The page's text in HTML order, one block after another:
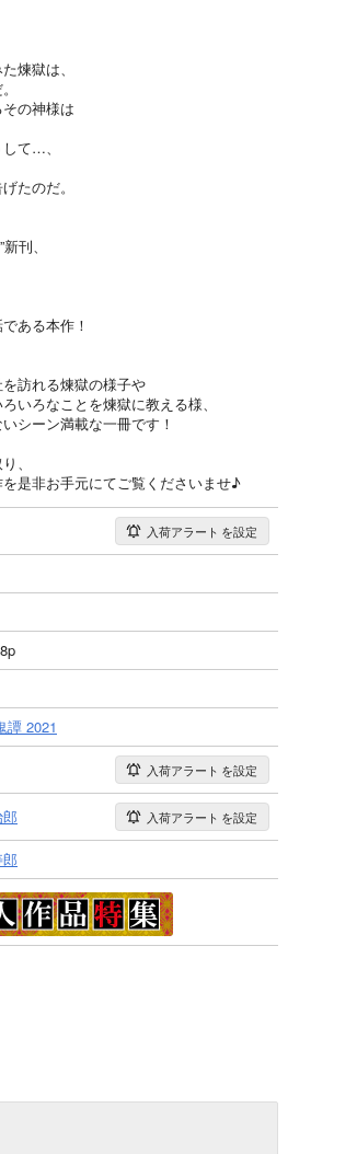
煉獄は、
の神様は
て…、
たのだ。
刊、
ある本作！
訪れる煉獄の様子や
いろなことを煉獄に教える様、
シーン満載な一冊です！
、
是非お手元にてご覧くださいませ♪
入荷アラート を設定
2021
入荷アラート を設定
入荷アラート を設定